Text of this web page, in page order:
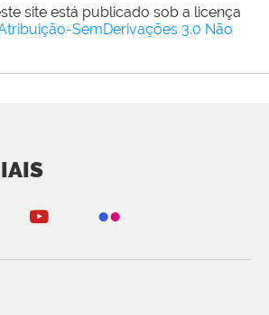
site está publicado sob a licença
SemDerivações 3.0 Não